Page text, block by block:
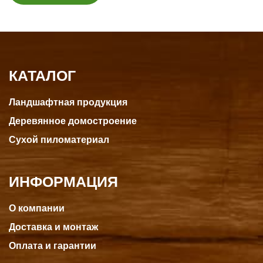
КАТАЛОГ
Ландшафтная продукция
Деревянное домостроение
Сухой пиломатериал
ИНФОРМАЦИЯ
О компании
Доставка и монтаж
Оплата и гарантии